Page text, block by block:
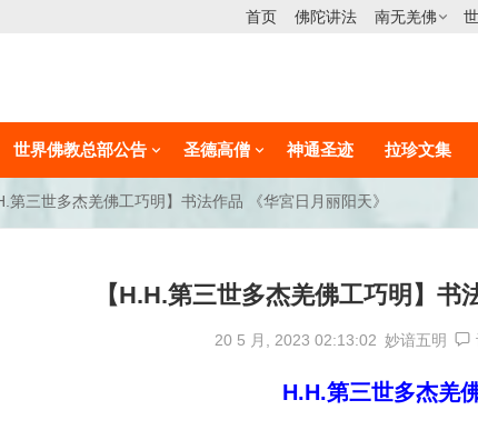
首页 佛陀讲法 南无羌佛
世界佛教总部公告 圣德高僧 神通圣迹 拉珍文集
第三世多杰羌佛工巧明】书法作品 《华宮日月丽阳天》
【H.H.第三世多杰羌佛工巧明】书
20 5 月, 2023 02:13:02 妙谙五明
H.H.第三世多杰羌